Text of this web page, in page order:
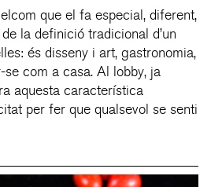
que el fa especial, diferent,
la definició tradicional d’un
és disseny i art, gastronomia,
com a casa. Al lobby, ja
aquesta característica
per fer que qualsevol se senti